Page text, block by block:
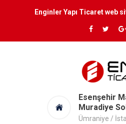
Enginler Yapı Ticaret web
Esenşehir
Muradiye
Ümraniye /